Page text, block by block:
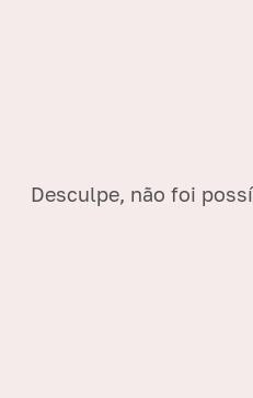
Desculpe, não foi